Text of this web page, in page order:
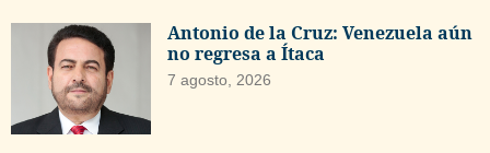
Antonio de la Cruz: Venezuela aún
no regresa a Ítaca
7 agosto, 2026